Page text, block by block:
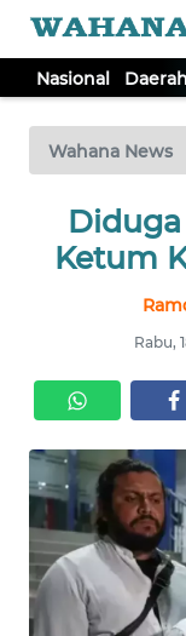
Nasional Daerah
Wahana News
Ketum
Rabu,
TV
Tutup
NASIONAL
KRIMINAL
EKUIN
SAINS-TEKNO
KESEHATAN